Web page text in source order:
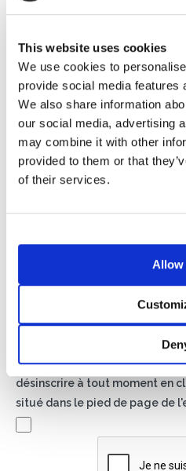
This website uses cookies
We use cookies to
provide social media features
We also share information
our social media, advertising
may combine it with other
provided to them or that
of their services.
Allow
J'autorise le traitement de
En cochant cette case, vous
matériel publicitaire sur les
Basic S.B.R.L. par le biais de
désinscrire à tout moment en
situé dans le pied de page de